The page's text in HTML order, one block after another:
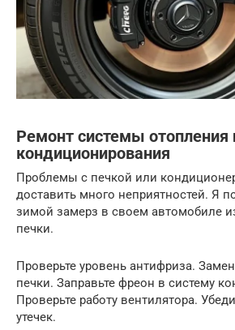
Ремонт системы отопления
кондиционирования
Проблемы с печкой или
доставить много неприятностей. Я
зимой замерз в своем автомобиле
печки.
Проверьте уровень антифриза.
печки. Заправьте фреон в систему
Проверьте работу вентилятора.
утечек.